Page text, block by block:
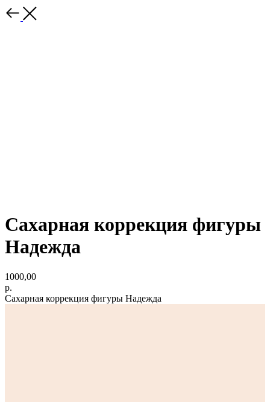
Сахарная коррекция фигуры
Надежда
1000,00
р.
Сахарная коррекция фигуры Надежда